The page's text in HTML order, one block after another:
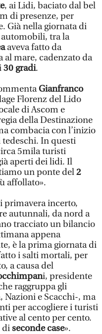
, ai Lidi, baciato dal bel
di presenze, per
Già nella giornata di
tra la
aveva fatto da
mare, cadenzato da
30 gradi.
Gianfranco
Florenz del Lido
di Ascom e
della Destinazione
combacia con l’inizio
In questi
5mila turisti
aperti dei lidi. Il
un ponte del2
affollato».
primavera incerto,
autunnali, da nord a
tracciato un bilancio
appena
è la prima giornata di
i salti mortali, per
a causa del
i, presidente
raggruppa gli
e Scacchi-, ma
per accogliere i turisti
al cento per cento.
diseconde case».